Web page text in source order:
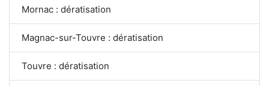
Mornac : dératisation
Magnac-sur-Touvre : dératisation
Touvre : dératisation